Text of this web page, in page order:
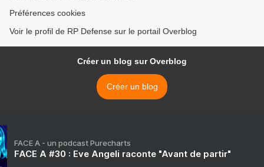
Préférences cookies
Voir le profil de RP Defense sur le portail Overblog
Créer un blog sur Overblog
Créer un blog
FACE A - un podcast Purecharts
FACE A #30 : Eve Angeli raconte "Avant de partir"